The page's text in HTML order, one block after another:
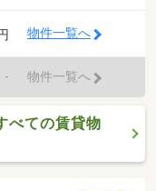
物件一覧へ
- 物件一覧へ
べての賃貸物